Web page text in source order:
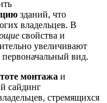
зданий, что
владельцев. В
свойства и
увеличивают
первоначальный вид.
монтажа и
сайдинг
стремящихся